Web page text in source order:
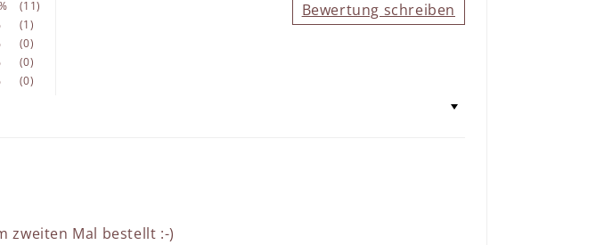
Bewertung schreiben
(11)
(1)
(0)
(0)
(0)
zweiten Mal bestellt :-)